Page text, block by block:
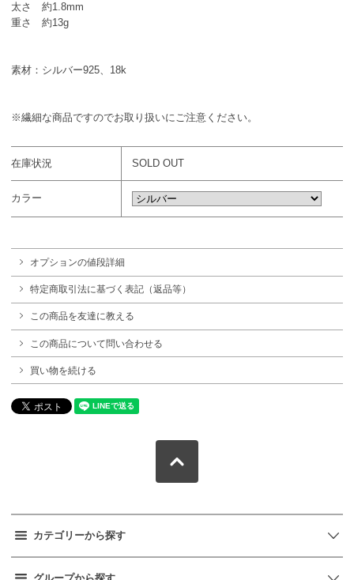
太さ 約1.8mm
重さ 約13g
素材：シルバー925、18k
※繊細な商品ですのでお取り扱いにご注意ください。
在庫状況 SOLD OUT
カラー
オプションの値段詳細
特定商取引法に基づく表記（返品等）
この商品を友達に教える
この商品について問い合わせる
買い物を続ける
カテゴリーから探す